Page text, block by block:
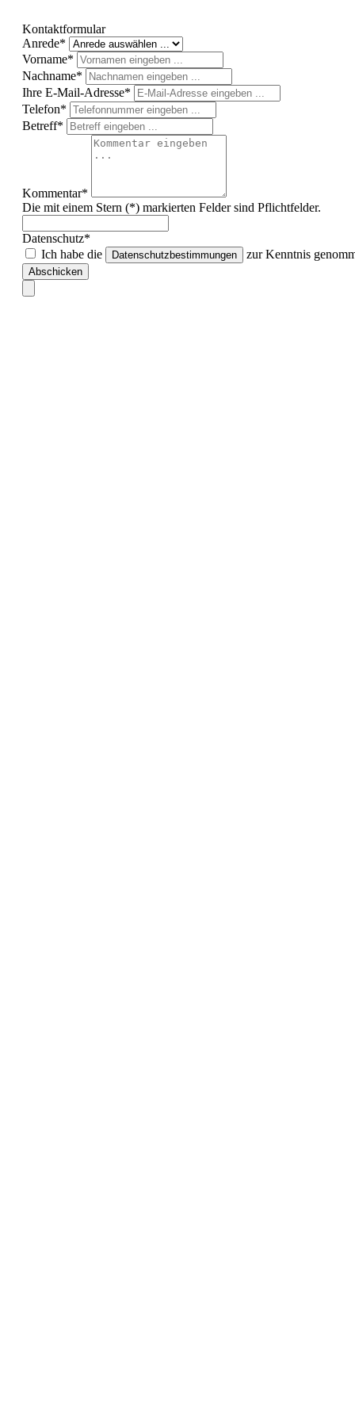
Kontaktformular
Anrede*
Vorname*
Nachname*
Ihre E-Mail-Adresse*
Telefon*
Betreff*
Kommentar*
Die mit einem Stern (*) markierten Felder sind Pflichtfelder.
Datenschutz*
Ich habe die
Datenschutzbestimmungen zur Kenntnis
Abschicken